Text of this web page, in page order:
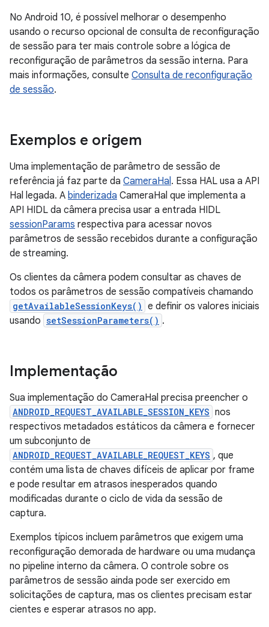
No Android 10, é possível melhorar o desempenho
usando o recurso opcional de consulta de reconfiguração
de sessão para ter mais controle sobre a lógica de
reconfiguração de parâmetros da sessão interna. Para
mais informações, consulte Consulta de reconfiguração
de sessão.
Exemplos e origem
Uma implementação de parâmetro de sessão de
referência já faz parte da CameraHal. Essa HAL usa a API
Hal legada. A binderizada CameraHal que implementa a
API HIDL da câmera precisa usar a entrada HIDL
sessionParams respectiva para acessar novos
parâmetros de sessão recebidos durante a configuração
de streaming.
Os clientes da câmera podem consultar as chaves de
todos os parâmetros de sessão compatíveis chamando
getAvailableSessionKeys() e definir os valores iniciais
usando setSessionParameters() .
Implementação
Sua implementação do CameraHal precisa preencher o
ANDROID_REQUEST_AVAILABLE_SESSION_KEYS nos
respectivos metadados estáticos da câmera e fornecer
um subconjunto de
ANDROID_REQUEST_AVAILABLE_REQUEST_KEYS , que
contém uma lista de chaves difíceis de aplicar por frame
e pode resultar em atrasos inesperados quando
modificadas durante o ciclo de vida da sessão de
captura.
Exemplos típicos incluem parâmetros que exigem uma
reconfiguração demorada de hardware ou uma mudança
no pipeline interno da câmera. O controle sobre os
parâmetros de sessão ainda pode ser exercido em
solicitações de captura, mas os clientes precisam estar
cientes e esperar atrasos no app.